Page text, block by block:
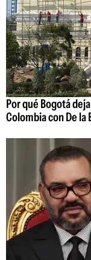
Por qué Bogotá
Colombia con De